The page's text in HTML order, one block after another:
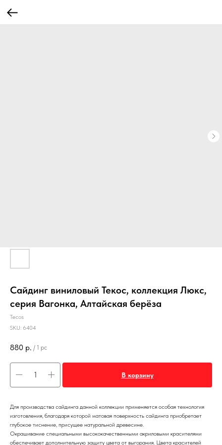
Сайдинг виниловый Текос, коллекция Люкс,
серия Вагонка, Алтайская берёза
Tecos
SKU: 6404
880 р. / 1 pc
В корзину
Для производства сайдинга данной коллекции применяется особая технология
изготовления, благодаря которой матовая поверхность сайдинга приобретает
глубокое тиснение, присущее натуральной древесине.
Окрашивание специальными высококачественными акриловыми красителями
обеспечивает дополнительную защиту цвета от выгорания. Цвета красителей